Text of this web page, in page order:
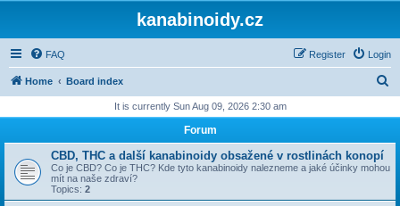
kanabinoidy.cz
FAQ Login
Register
Home Board index
r
It is currently Sun Aug 09, 2026 2:30 am
Forum
CBD, THC a další kanabinoidy obsažené v rostlinách konopí
Co je CBD? Co je THC? Kde tyto kanabinoidy nalezneme a jaké účinky mohou
mít na naše zdraví?
Topics: 2